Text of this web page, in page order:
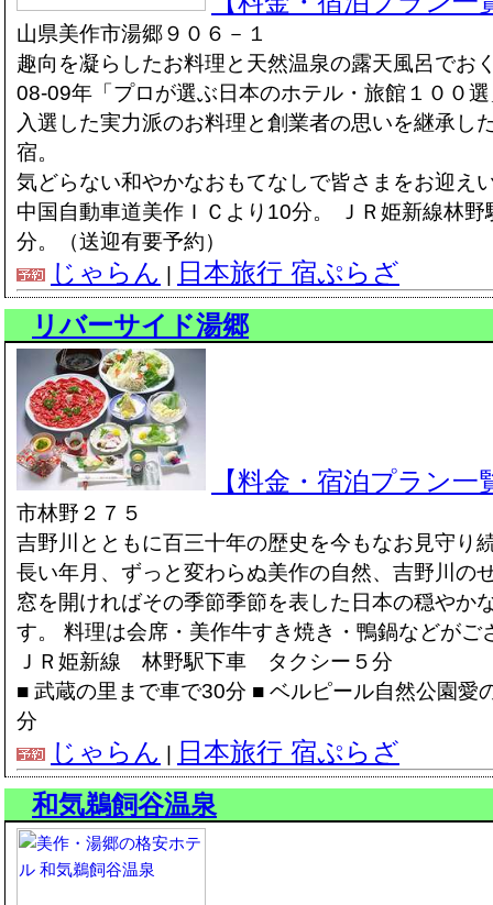
山県美作市湯郷９０６－１
趣向を凝らしたお料理と天然温泉の露天風呂でお
08-09年「プロが選ぶ日本のホテル・旅館１００
入選した実力派のお料理と創業者の思いを継承し
宿。
気どらない和やかなおもてなしで皆さまをお迎え
中国自動車道美作ＩＣより10分。 ＪＲ姫新線林
分。（送迎有要予約）
じゃらん | 日本旅行 宿ぷらざ
リバーサイド湯郷
【料金・宿泊プラン一
市林野２７５
吉野川とともに百三十年の歴史を今もなお見守り
長い年月、ずっと変わらぬ美作の自然、吉野川の
窓を開ければその季節季節を表した日本の穏やか
す。 料理は会席・美作牛すき焼き・鴨鍋などがご
ＪＲ姫新線 林野駅下車 タクシー５分
■ 武蔵の里まで車で30分 ■ ベルピール自然公園愛
分
じゃらん | 日本旅行 宿ぷらざ
和気鵜飼谷温泉